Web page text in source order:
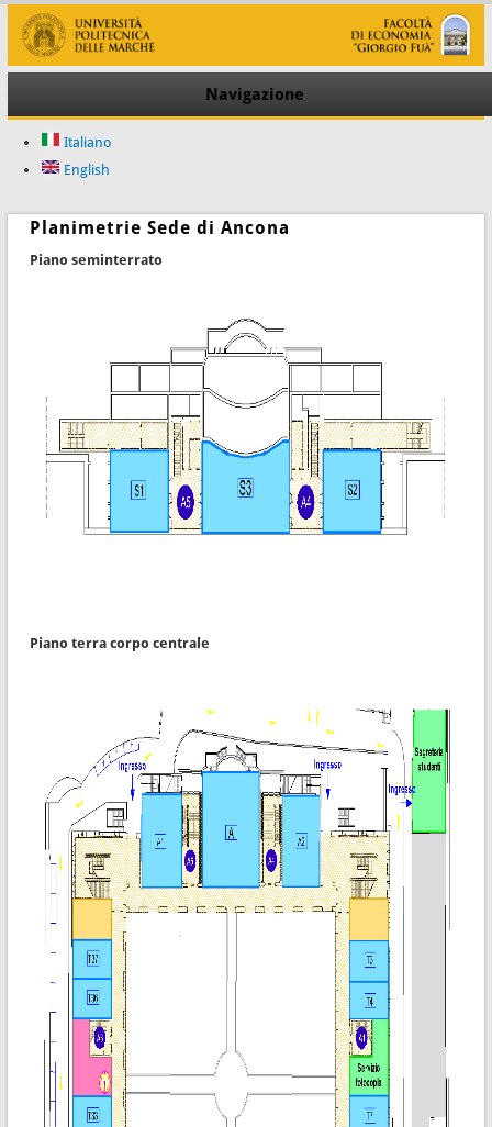
Navigazione
Italiano
English
Planimetrie Sede di Ancona
Piano seminterrato
Piano terra corpo centrale